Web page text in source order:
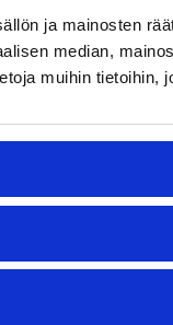
ja mainosten
median,
muihin tietoihin,